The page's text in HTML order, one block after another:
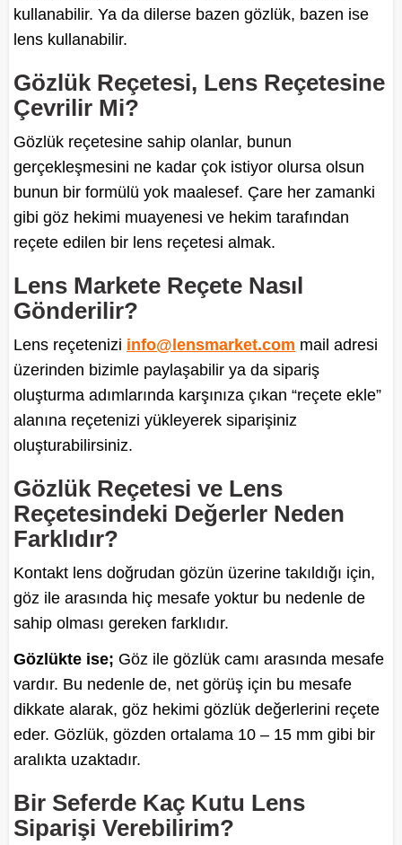
kullanabilir. Ya da dilerse bazen gözlük, bazen ise
lens kullanabilir.
Gözlük Reçetesi, Lens Reçetesine
Çevrilir Mi?
Gözlük reçetesine sahip olanlar, bunun
gerçekleşmesini ne kadar çok istiyor olursa olsun
bunun bir formülü yok maalesef. Çare her zamanki
gibi göz hekimi muayenesi ve hekim tarafından
reçete edilen bir lens reçetesi almak.
Lens Markete Reçete Nasıl
Gönderilir?
Lens reçetenizi info@lensmarket.com mail adresi
üzerinden bizimle paylaşabilir ya da sipariş
oluşturma adımlarında karşınıza çıkan “reçete ekle”
alanına reçetenizi yükleyerek siparişiniz
oluşturabilirsiniz.
Gözlük Reçetesi ve Lens
Reçetesindeki Değerler Neden
Farklıdır?
Kontakt lens doğrudan gözün üzerine takıldığı için,
göz ile arasında hiç mesafe yoktur bu nedenle de
sahip olması gereken farklıdır.
Gözlükte ise; Göz ile gözlük camı arasında mesafe
vardır. Bu nedenle de, net görüş için bu mesafe
dikkate alarak, göz hekimi gözlük değerlerini reçete
eder. Gözlük, gözden ortalama 10 – 15 mm gibi bir
aralıkta uzaktadır.
Bir Seferde Kaç Kutu Lens
Siparişi Verebilirim?